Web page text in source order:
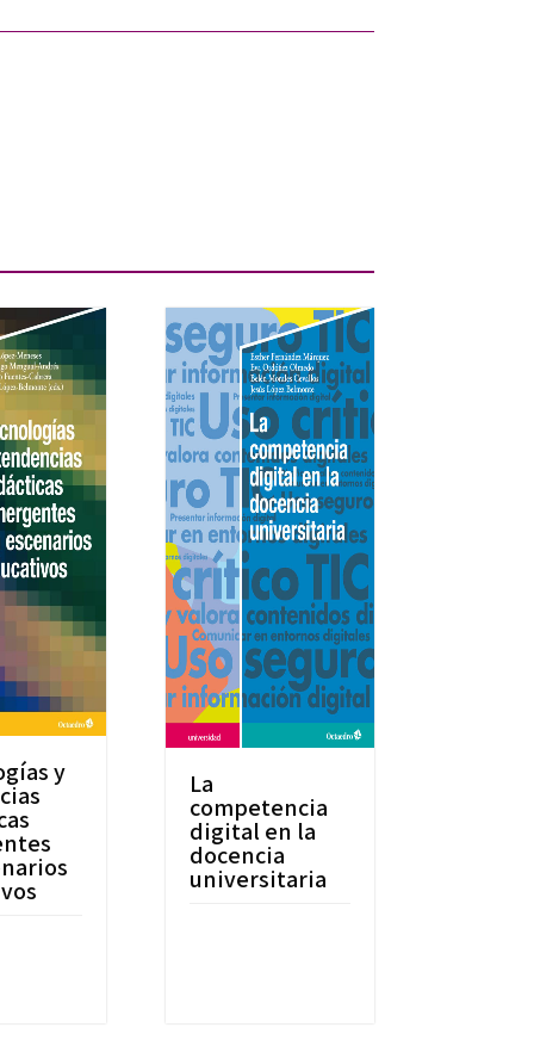
y La
competencia
digital en la
docencia
universitaria